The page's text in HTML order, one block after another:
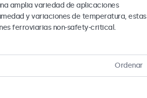
amplia variedad de aplicaciones
y variaciones de temperatura, estas
ferroviarias non-safety-critical.
Ordenar